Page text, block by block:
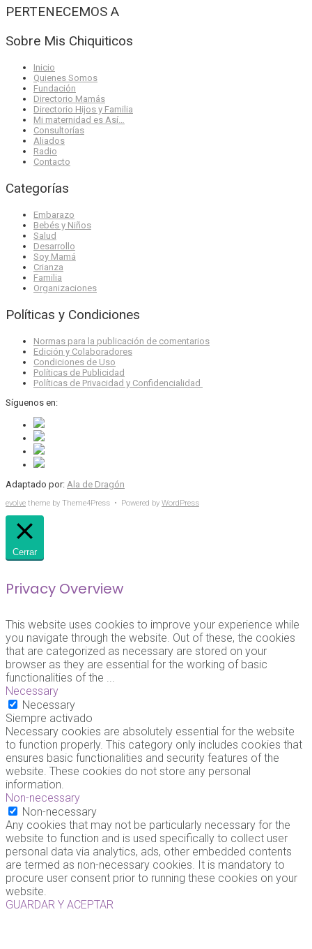
PERTENECEMOS A
Sobre Mis Chiquiticos
Inicio
Quienes Somos
Fundación
Directorio Mamás
Directorio Hijos y Familia
Mi maternidad es Así…
Consultorías
Aliados
Radio
Contacto
Categorías
Embarazo
Bebés y Niños
Salud
Desarrollo
Soy Mamá
Crianza
Familia
Organizaciones
Políticas y Condiciones
Normas para la publicación de comentarios
Edición y Colaboradores
Condiciones de Uso
Políticas de Publicidad
Políticas de Privacidad y Confidencialidad
Síguenos en:
Adaptado por: Ala de Dragón
evolve theme by Theme4Press • Powered by WordPress
Cerrar
Privacy Overview
This website uses cookies to improve your experience while
you navigate through the website. Out of these, the cookies
that are categorized as necessary are stored on your
browser as they are essential for the working of basic
functionalities of the
Necessary
Necessary
Siempre activado
Necessary cookies are absolutely essential for the website
to function properly. This category only includes cookies that
ensures basic functionalities and security features of the
website. These cookies do not store any personal
information.
Non-necessary
Non-necessary
Any cookies that may not be particularly necessary for the
website to function and is used specifically to collect user
personal data via analytics, ads, other embedded contents
are termed as non-necessary cookies. It is mandatory to
procure user consent prior to running these cookies on your
website.
GUARDAR Y ACEPTAR